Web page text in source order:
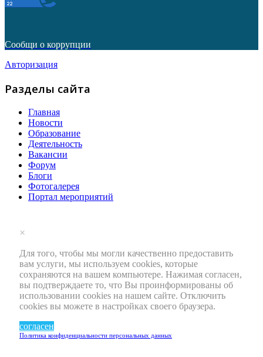
Сообщи о коррупции
Авторизация
Разделы сайта
Главная
Новости
Образование
Деятельность
Вакансии
Форум
Блоги
Фотогалерея
Портал мероприятий
×
Для того, чтобы мы могли качественно предоставить
вам услуги, мы используем cookies, которые
сохраняются на вашем компьютере. Нажимая согласен,
вы подтверждаете то, что Вы проинформированы об
использовании cookies на нашем сайте. Отключить
cookies вы можете в настройках своего браузера.
согласен
Политика конфиденциальности персональных данных